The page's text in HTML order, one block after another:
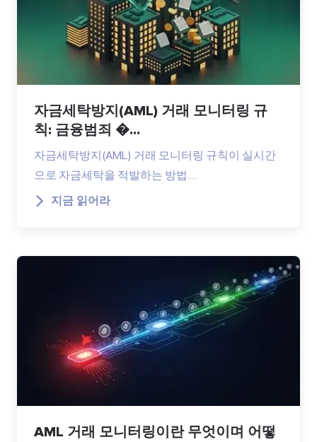
자금세탁방지(AML) 거래 모니터링 규
칙: 금융범죄 �...
자금세탁방지(AML) 거래 모니터링 규칙이 실시간
으로 자금세탁을 적발하는 방법.…
지금 읽어라
AML 거래 모니터링이란 무엇이며 어떻